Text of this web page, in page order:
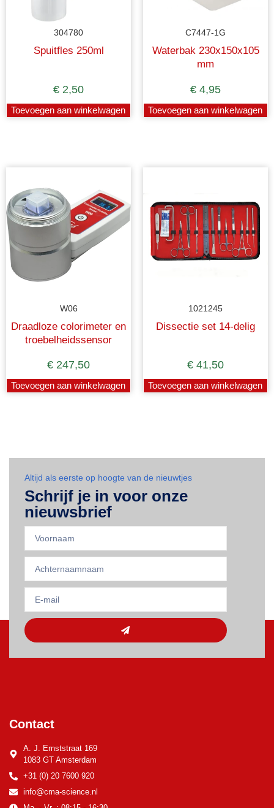
304780
Spuitfles 250ml
€ 2,50
Toevoegen aan winkelwagen
C7447-1G
Waterbak 230x150x105
mm
€ 4,95
Toevoegen aan winkelwagen
W06
Draadloze colorimeter en
troebelheidssensor
€ 247,50
Toevoegen aan winkelwagen
1021245
Dissectie set 14-delig
€ 41,50
Toevoegen aan winkelwagen
Altijd als eerste op hoogte van de nieuwtjes
Schrijf je in voor onze
nieuwsbrief
Contact
A. J. Ernststraat 169
1083 GT Amsterdam
+31 (0) 20 7600 920
info@cma-science.nl